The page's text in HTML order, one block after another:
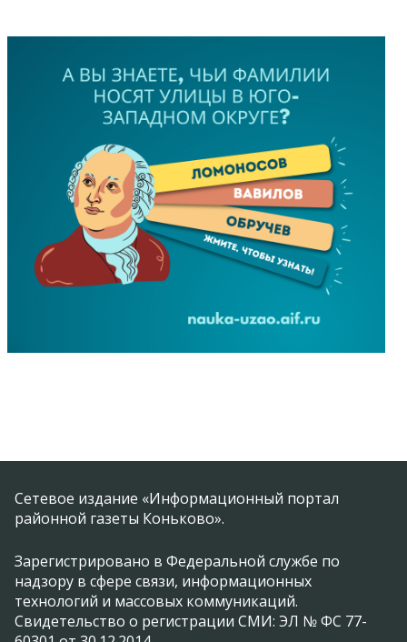
Сетевое издание «Информационный портал
районной газеты Коньково».
Зарегистрировано в Федеральной службе по
надзору в сфере связи, информационных
технологий и массовых коммуникаций.
Свидетельство о регистрации СМИ: ЭЛ № ФС 77-